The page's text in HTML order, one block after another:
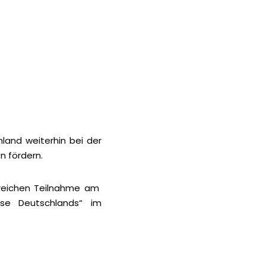
weiterhin bei der
fördern.
Teilnahme am
Deutschlands“ im